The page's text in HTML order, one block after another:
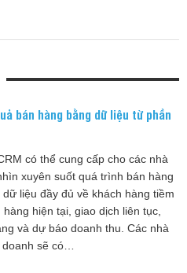
bán hàng bằng dữ liệu từ phần
có thể cung cấp cho các nhà
xuyên suốt quá trình bán hàng
liệu đầy đủ về khách hàng tiềm
hàng hiện tại, giao dịch liên tục,
và dự báo doanh thu. Các nhà
sẽ có…